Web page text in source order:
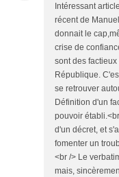
Intéressant
récent de
donnait le
crise de
sont des
République.
se retrouver
Définition d'un
pouvoir
d'un décret, et
fomenter un
<br /> Le
mais,